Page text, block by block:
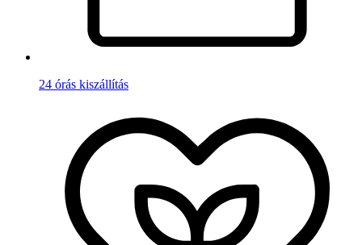
24 órás kiszállítás